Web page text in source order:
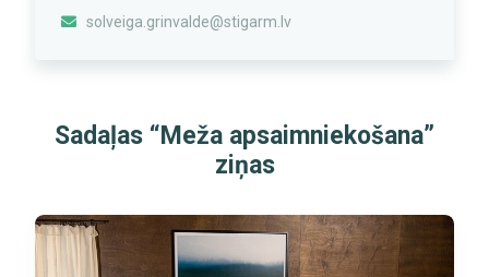
solveiga.grinvalde@stigarm.lv
Sadaļas “Meža apsaimniekošana”
ziņas